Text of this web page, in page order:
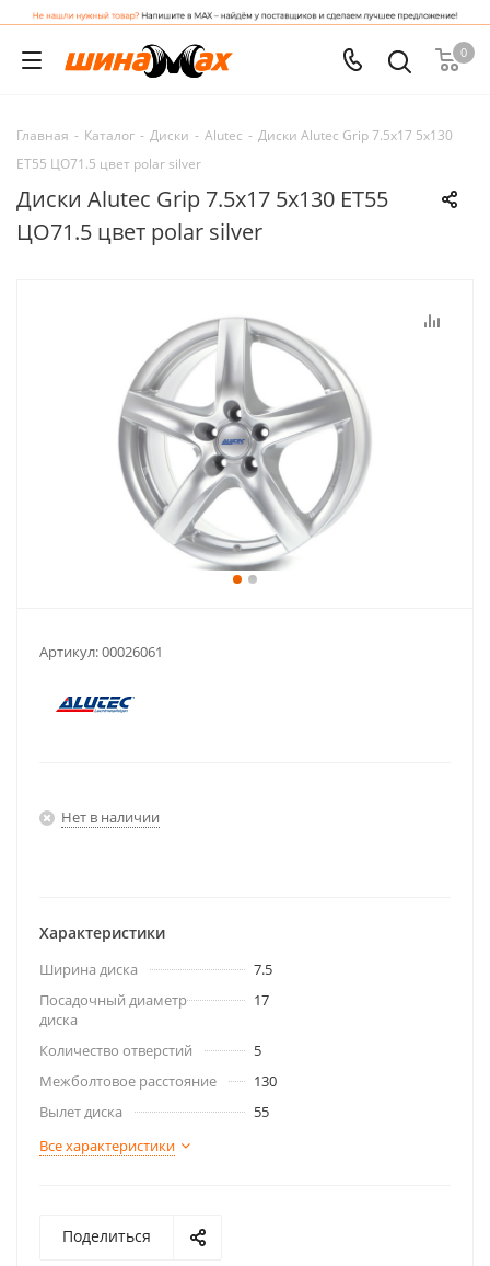
0
Главная - Каталог - Диски - Alutec - Диски Alutec Grip 7.5x17 5x130
ET55 ЦО71.5 цвет polar silver
Диски Alutec Grip 7.5x17 5x130 ET55
ЦО71.5 цвет polar silver
Артикул:00026061
Нет в наличии
Характеристики
Ширина диска
7.5
Посадочный диаметр
диска
17
Количество отверстий
5
Межболтовое расстояние
130
Вылет диска
55
Все характеристики
Поделиться